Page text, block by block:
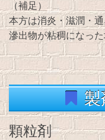
（補足）
本方は消炎・滋潤・
滲出物が粘稠になっ
製
顆粒剤